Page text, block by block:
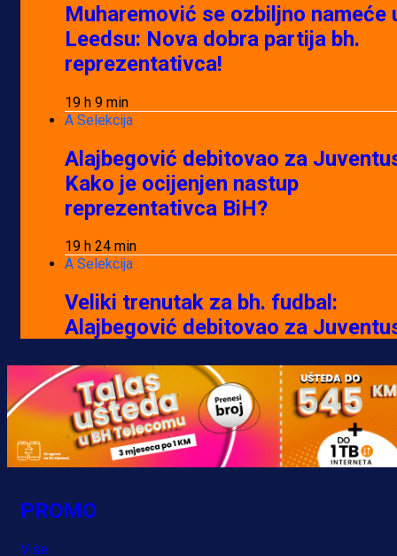
Muharemović se ozbiljno nameće
Leedsu: Nova dobra partija bh.
reprezentativca!
19 h 9 min
A Selekcija
Alajbegović debitovao za
Kako je ocijenjen nastup
reprezentativca BiH?
19 h 24 min
A Selekcija
Veliki trenutak za bh. fudbal:
Alajbegović debitovao za
23 h 41 min
A Selekcija
Samed Baždar predstavljen u
novom klubu, nosit će kultni broj
devet!
1 dan 20 h
PROMO
Više